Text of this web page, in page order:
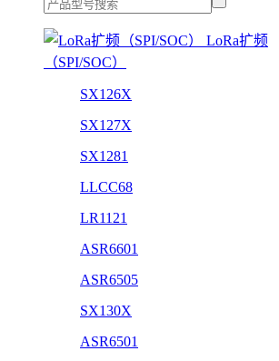
LoRa扩频
（SPI/SOC）
SX126X
SX127X
SX1281
LLCC68
LR1121
ASR6601
ASR6505
SX130X
ASR6501